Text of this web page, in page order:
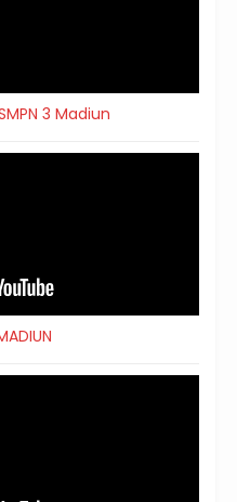
3 Madiun